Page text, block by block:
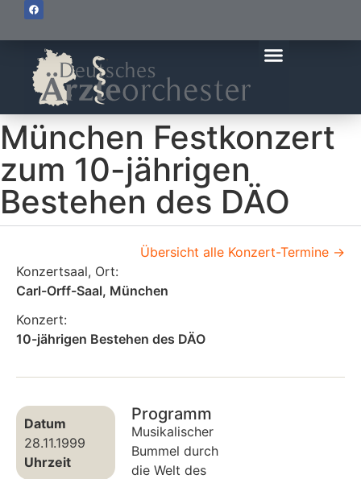
München Festkonzert
zum 10-jährigen
Bestehen des DÄO
Übersicht alle Konzert-Termine ->
Konzertsaal, Ort:
Carl-Orff-Saal, München
Konzert:
10-jährigen Bestehen des DÄO
Datum
28.11.1999
Uhrzeit
Programm
Musikalischer
Bummel durch
die Welt des